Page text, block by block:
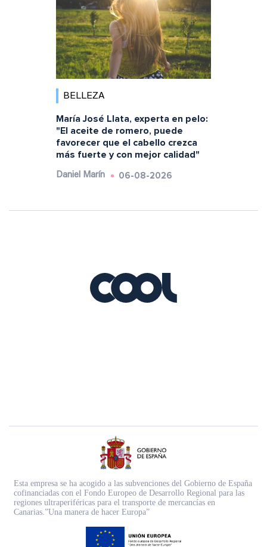
BELLEZA
María José Llata, experta en pelo:
"El aceite de romero, puede
favorecer que el cabello crezca
más fuerte y con mejor calidad"
Daniel Marín 06-08-2026
Esta empresa se ha acogido a las subvenciones del Gobierno de España
cofinanciadas con el Fondo Europeo de Desarrollo Regional para las
regiones ultraperiféricas para el transporte de mercancías en
Canarias.”Una manera de hacer Europa”